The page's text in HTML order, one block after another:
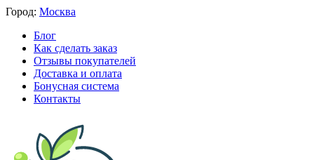
Город: Москва
Блог
Как сделать заказ
Отзывы покупателей
Доставка и оплата
Бонусная система
Контакты